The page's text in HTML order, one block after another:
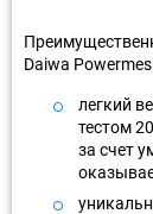
Daiwa
легкий
тестом
за счет